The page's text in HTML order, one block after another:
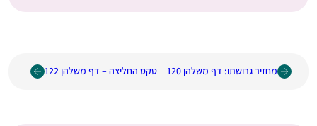
מחזיר גרושתו: דף משלהן 120 טקס החליצה – דף משלהן 122